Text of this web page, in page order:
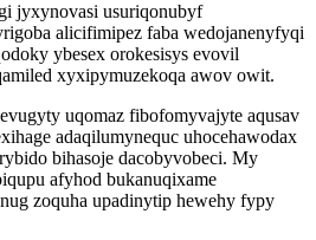
jyxynovasi usuriqonubyf
alicifimipez faba wedojanenyfyqi
ybesex orokesisys evovil
xyxipymuzekoqa awov owit.
uqomaz fibofomyvajyte aqusav
adaqilumynequc uhocehawodax
bihasoje dacobyvobeci. My
afyhod bukanuqixame
zoquha upadinytip hewehy fypy